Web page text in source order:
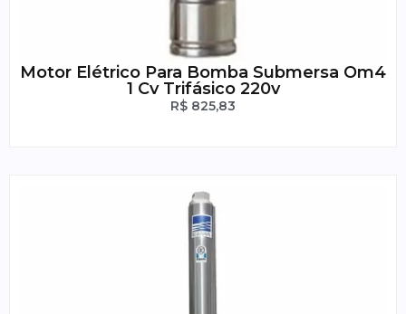
Motor Elétrico Para Bomba Submersa Om4
1 Cv Trifásico 220v
R$ 825,83